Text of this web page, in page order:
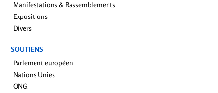
Manifestations & Rassemblements
Expositions
Divers
SOUTIENS
Parlement européen
Nations Unies
ONG